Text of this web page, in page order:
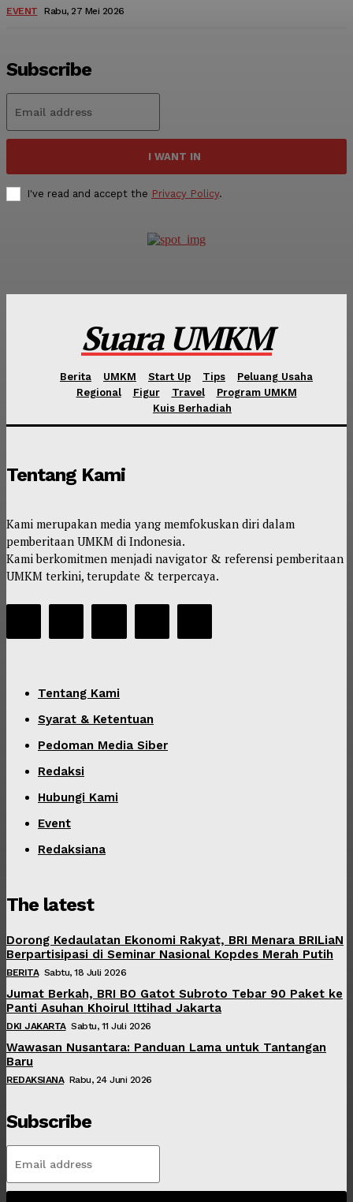
EVENT Rabu, 27 Mei 2026
Subscribe
I WANT IN
I've read and accept the Privacy Policy.
Suara UMKM
Berita UMKM Start Up Tips
Peluang Usaha
Regional
Figur Travel
Program UMKM
Kuis Berhadiah
Tentang Kami
Kami merupakan media yang memfokuskan diri dalam
pemberitaan UMKM di Indonesia.
Kami berkomitmen menjadi navigator & referensi pemberitaan
UMKM terkini, terupdate & terpercaya.
Tentang Kami
Syarat & Ketentuan
Pedoman Media Siber
Redaksi
Hubungi Kami
Event
Redaksiana
The latest
Dorong Kedaulatan Ekonomi Rakyat, BRI Menara BRILiaN
Berpartisipasi di Seminar Nasional Kopdes Merah Putih
BERITA Sabtu, 18 Juli 2026
Jumat Berkah, BRI BO Gatot Subroto Tebar 90 Paket ke
Panti Asuhan Khoirul Ittihad Jakarta
DKI JAKARTA Sabtu, 11 Juli 2026
Wawasan Nusantara: Panduan Lama untuk Tantangan
Baru
REDAKSIANA Rabu, 24 Juni 2026
Subscribe